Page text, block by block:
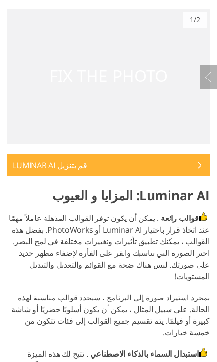
1/2
قم بتنزيل LUMINAR AI
Luminar AI: المزايا و العيوب
قوالب رائعة . يمكن أن يكون توفر القوالب المذهلة عاملاً مهمًا
عند اتخاذ قرار باختيار Luminar AI أو PhotoWorks. بفضل هذه
القوالب ، يمكنك تطبيق تأثيرات وتغييرات مختلفة في لمح البصر.
اختر الصورة التي تناسبك وانقر على الفأرة لإضفاء مظهر جديد
على صورتك. ليس هناك ضجة مع القوائم والتعديل والتبديل
المستويات!
بمجرد استيراد صورة إلى البرنامج ، سيحدد قوالب مناسبة لهذه
الحالة. على سبيل المثال ، يمكن أن يكون أسلوبًا حضريًا أو شاشة
كبيرة أو فيلمًا. يتم تقسيم جميع القوالب إلى فئات تتكون من
خمسة خيارات.
استبدال السماء بالذكاء الاصطناعي . تتيح لك هذه الميزة